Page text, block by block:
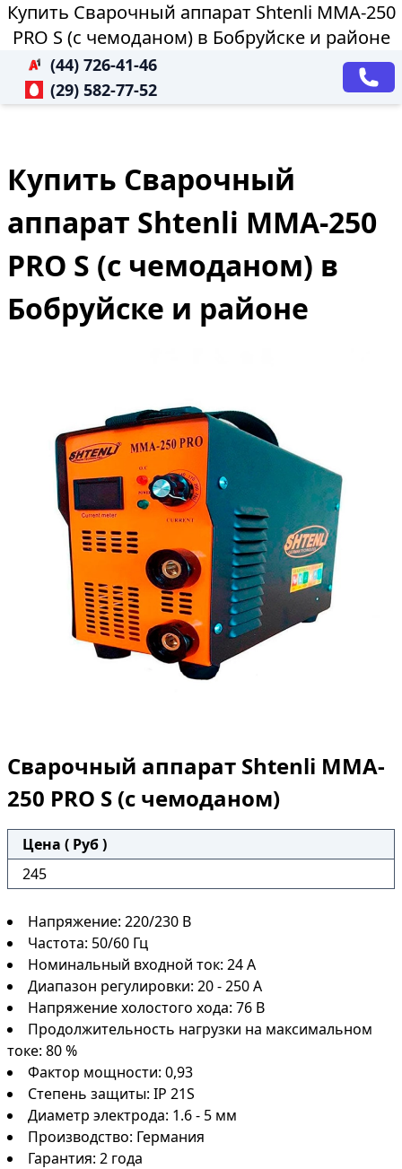
Купить Сварочный аппарат Shtenli MMA-250
PRO S (с чемоданом) в Бобруйске и районе
(44) 726-41-46
(29) 582-77-52
Купить Сварочный
аппарат Shtenli MMA-250
PRO S (с чемоданом) в
Бобруйске и районе
Сварочный аппарат Shtenli MMA-
250 PRO S (с чемоданом)
Цена ( Руб )
245
Напряжение: 220/230 В
Частота: 50/60 Гц
Номинальный входной ток: 24 А
Диапазон регулировки: 20 - 250 А
Напряжение холостого хода: 76 В
Продолжительность нагрузки на максимальном
токе: 80 %
Фактор мощности: 0,93
Степень защиты: IP 21S
Диаметр электрода: 1.6 - 5 мм
Производство: Германия
Гарантия: 2 года